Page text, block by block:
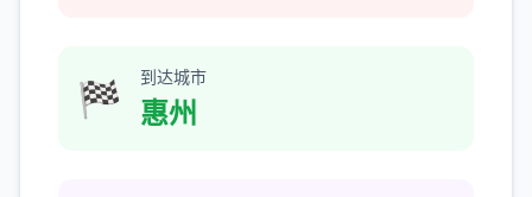
🏁 到达城市
惠州